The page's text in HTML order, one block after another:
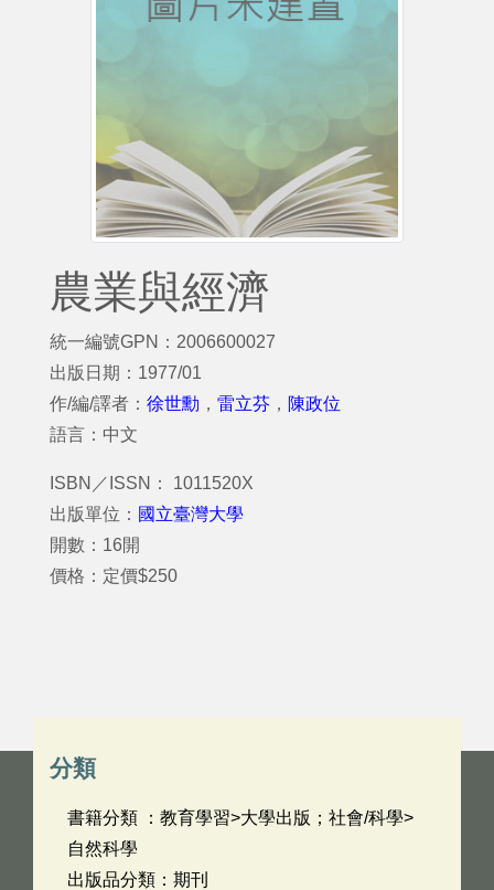
農業與經濟
統一編號GPN：2006600027
出版日期：1977/01
作/編/譯者： 徐世勳 ， 雷立芬 ， 陳政位
語言：中文
ISBN／ISSN： 1011520X
出版單位： 國立臺灣大學
開數：16開
價格：定價$250
分類
書籍分類 ：教育學習>大學出版；社會/科學>
自然科學
出版品分類：期刊